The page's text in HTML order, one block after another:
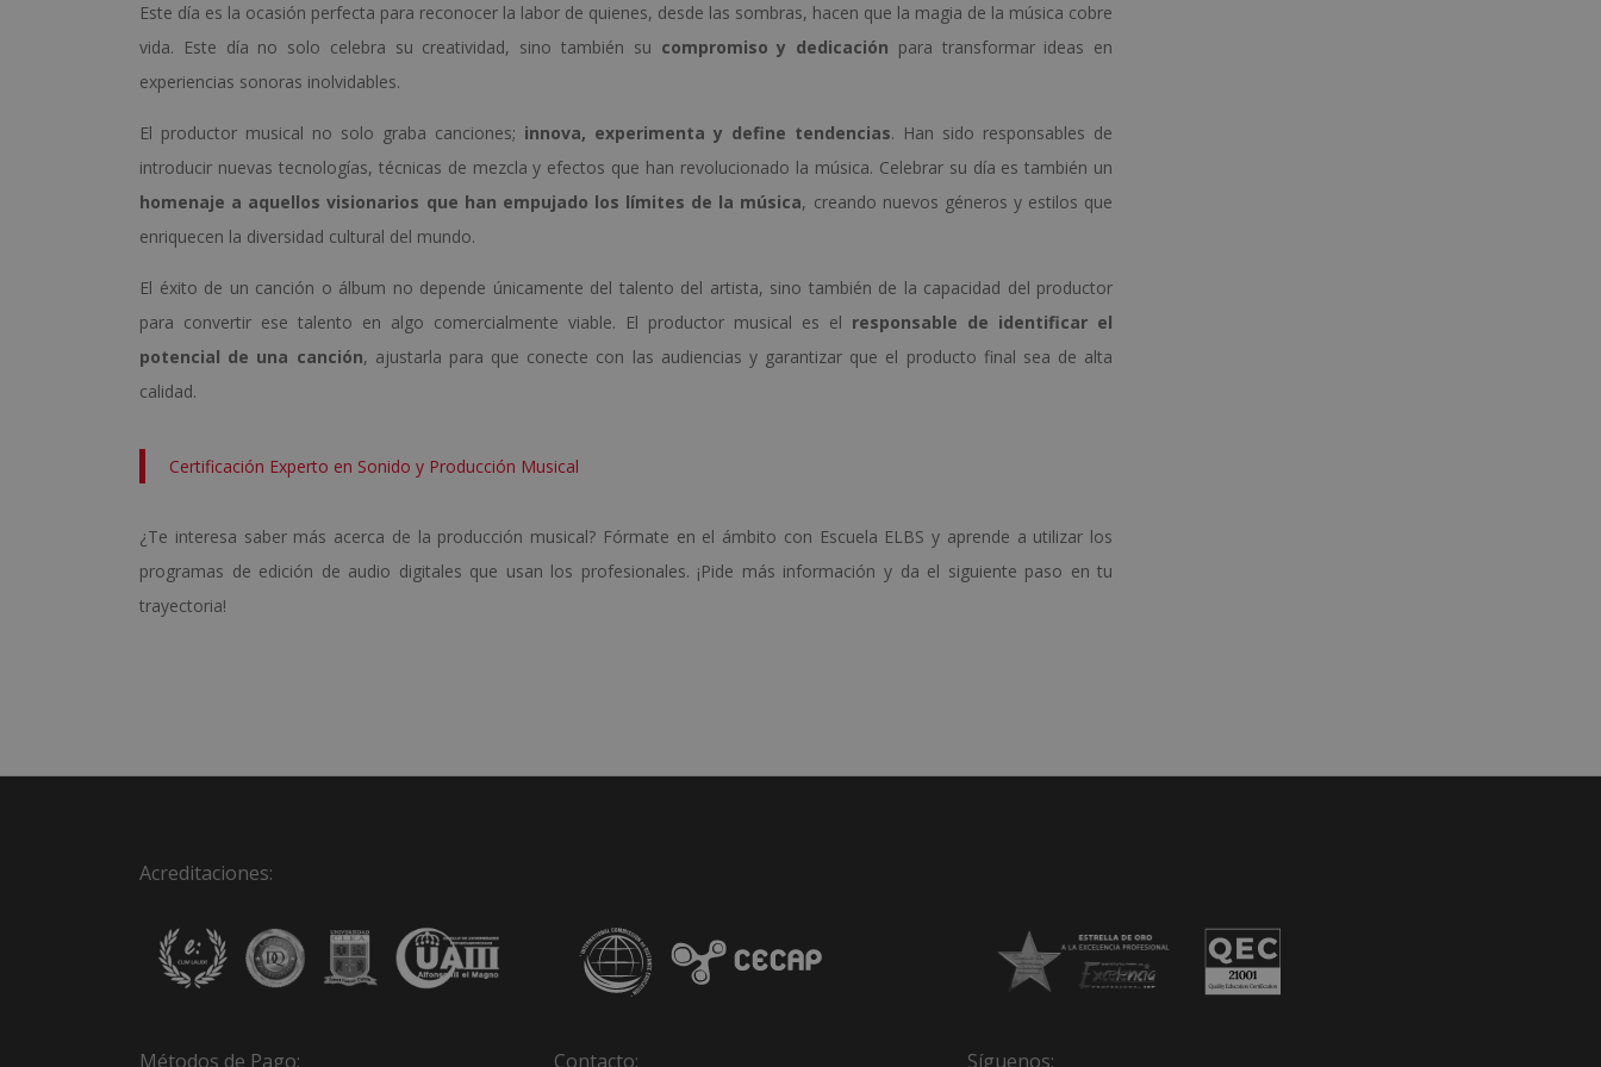
Este día es la ocasión perfecta para reconocer la labor de quienes, desde las sombras, hacen que la magia de la música cobre
vida. Este día no solo celebra su creatividad, sino también su compromiso y dedicación para transformar ideas en
experiencias sonoras inolvidables.
El productor musical no solo graba canciones; innova, experimenta y define tendencias. Han sido responsables de
introducir nuevas tecnologías, técnicas de mezcla y efectos que han revolucionado la música. Celebrar su día es también un
homenaje a aquellos visionarios que han empujado los límites de la música, creando nuevos géneros y estilos que
enriquecen la diversidad cultural del mundo.
El éxito de un canción o álbum no depende únicamente del talento del artista, sino también de la capacidad del productor
para convertir ese talento en algo comercialmente viable. El productor musical es el responsable de identificar el
potencial de una canción, ajustarla para que conecte con las audiencias y garantizar que el producto final sea de alta
calidad.
Certificación Experto en Sonido y Producción Musical
¿Te interesa saber más acerca de la producción musical? Fórmate en el ámbito con Escuela ELBS y aprende a utilizar los
programas de edición de audio digitales que usan los profesionales. ¡Pide más información y da el siguiente paso en tu
trayectoria!
Acreditaciones:
Métodos de Pago: Contacto: Síguenos: